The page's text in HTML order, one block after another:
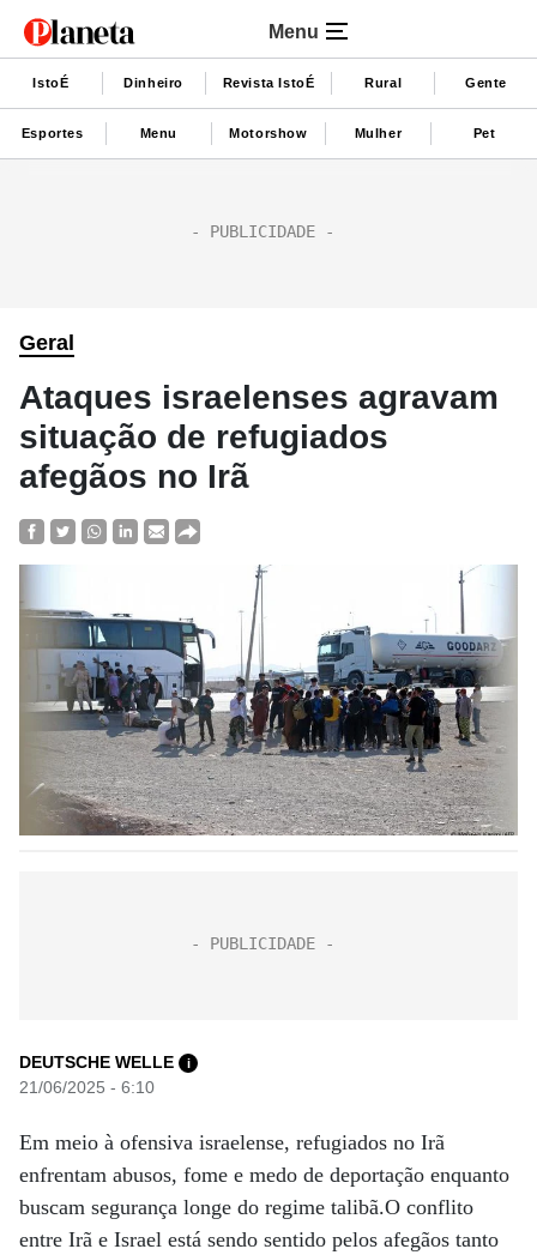
Menu
IstoÉ Dinheiro Revista IstoÉ Rural Gente
Esportes Menu Motorshow Mulher Pet
Geral
Ataques israelenses agravam
situação de refugiados
afegãos no Irã
DEUTSCHE WELLE i
21/06/2025 - 6:10
Em meio à ofensiva israelense, refugiados no Irã
enfrentam abusos, fome e medo de deportação enquanto
buscam segurança longe do regime talibã.O conflito
entre Irã e Israel está sendo sentido pelos afegãos tanto